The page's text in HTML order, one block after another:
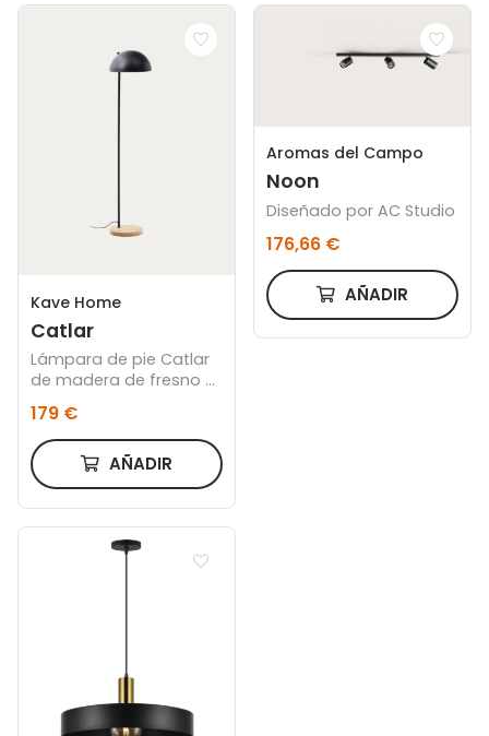
Kave Home
Catlar
Lámpara de pie Catlar
de madera de fresno y
metal con acabado
pintado negro
179 €
AÑADIR
Aromas del Campo
Noon
Diseñado por AC Studio
176,66 €
AÑADIR